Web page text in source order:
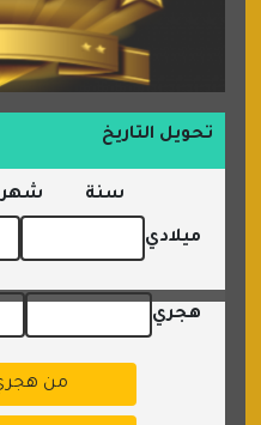
تحويل التاريخ
سنة شهر
ميلادي
هجري
من هجري